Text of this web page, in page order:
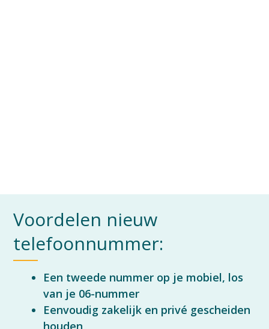
Voordelen nieuw
telefoonnummer:
Een tweede nummer op je mobiel, los
van je 06-nummer
Eenvoudig zakelijk en privé gescheiden
houden